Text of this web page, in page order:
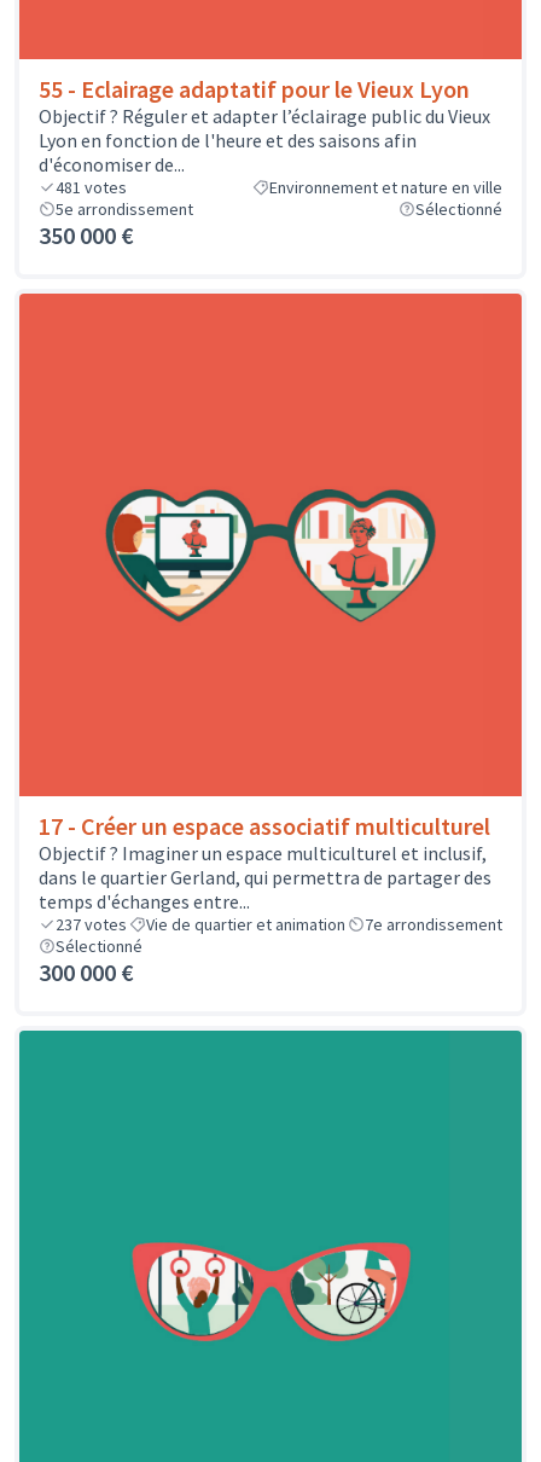
55 - Eclairage adaptatif pour le Vieux Lyon
Objectif ? Réguler et adapter l’éclairage public du Vieux
Lyon en fonction de l'heure et des saisons afin
d'économiser de...
481 votes
Environnement et nature en ville
5e arrondissement
Sélectionné
350 000 €
17 - Créer un espace associatif multiculturel
Objectif ? Imaginer un espace multiculturel et inclusif,
dans le quartier Gerland, qui permettra de partager des
temps d'échanges entre...
237votes Vie de quartier et animation
7e arrondissement
Sélectionné
300 000 €